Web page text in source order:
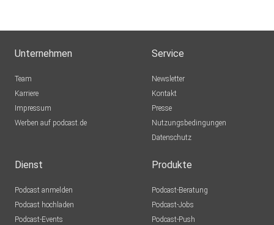
Unternehmen
Team
Karriere
Impressum
Werben auf podcast.de
Service
Newsletter
Kontakt
Presse
Nutzungsbedingungen
Datenschutz
Dienst
Podcast anmelden
Podcast hochladen
Podcast-Events
Produkte
Podcast-Beratung
Podcast-Jobs
Podcast-Push